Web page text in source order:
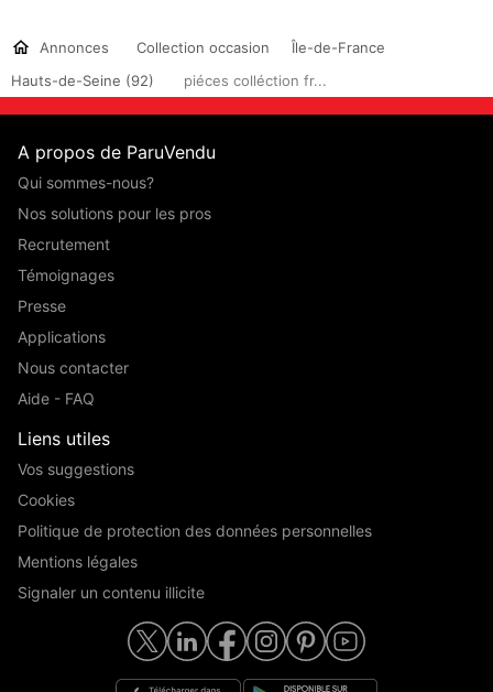
Annonces Collection occasion
Île-de-France
Hauts-de-Seine (92)
piéces colléction fr...
A propos de ParuVendu
Qui sommes-nous?
Nos solutions pour les pros
Recrutement
Témoignages
Presse
Applications
Nous contacter
Aide - FAQ
Liens utiles
Vos suggestions
Cookies
Politique de protection des données personnelles
Mentions légales
Signaler un contenu illicite